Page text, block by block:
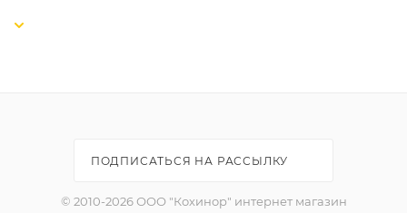
ПОДПИСАТЬСЯ НА РАССЫЛКУ
© 2010-2026 ООО "Кохинор" интернет магазин